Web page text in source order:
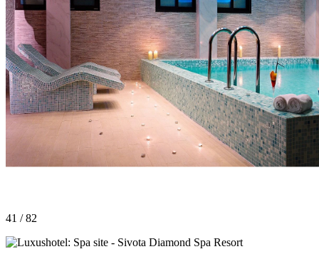
41 / 82